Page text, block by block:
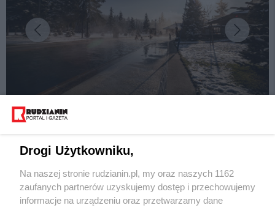
Wydawca mediów
Drogi Użytkowniku,
Na naszej stronie rudzianin.pl, my oraz naszych 1162
zaufanych partnerów uzyskujemy dostęp i przechowujemy
informacje na urządzeniu oraz przetwarzamy dane